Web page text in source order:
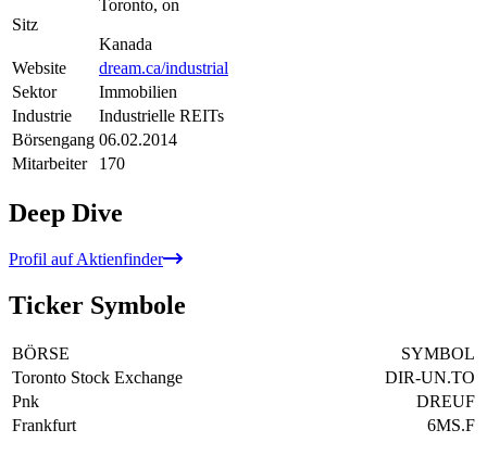
Sitz
Toronto, on
Kanada
Website
dream.ca/industrial
Sektor
Immobilien
Industrie
Industrielle REITs
Börsengang 06.02.2014
Mitarbeiter
170
Deep Dive
Profil auf Aktienfinder
Ticker Symbole
BÖRSE
SYMBOL
Toronto Stock Exchange
DIR-UN.TO
Pnk
DREUF
Frankfurt
6MS.F